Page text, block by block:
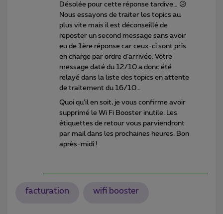
Désolée pour cette réponse tardive… 😥
Nous essayons de traiter les topics au
plus vite mais il est déconseillé de
reposter un second message sans avoir
eu de 1ère réponse car ceux-ci sont pris
en charge par ordre d’arrivée. Votre
message daté du 12/10 a donc été
relayé dans la liste des topics en attente
de traitement du 16/10…
Quoi qu’il en soit, je vous confirme avoir
supprimé le Wi Fi Booster inutile. Les
étiquettes de retour vous parviendront
par mail dans les prochaines heures. Bon
après-midi !
facturation wifi booster